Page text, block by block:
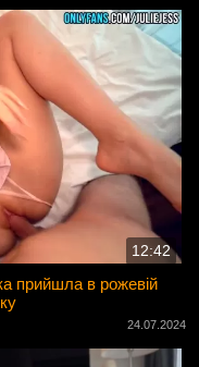
12:42
прийшла в рожевій
24.07.2024